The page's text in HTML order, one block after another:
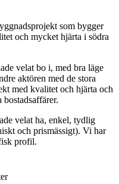
som bygger
och mycket hjärta i södra
velat bo i, med bra läge
aktören med de stora
med kvalitet och hjärta och
velat ha, enkel, tydlig
och prismässigt). Vi har
profil.